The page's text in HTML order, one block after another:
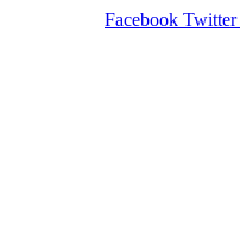
Facebook Twitter